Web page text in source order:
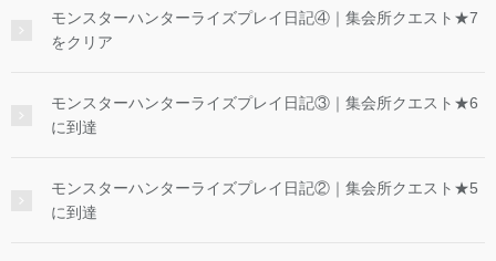
モンスターハンターライズプレイ日記④｜集会所クエスト★7
をクリア
モンスターハンターライズプレイ日記③｜集会所クエスト★6
に到達
モンスターハンターライズプレイ日記②｜集会所クエスト★5
に到達